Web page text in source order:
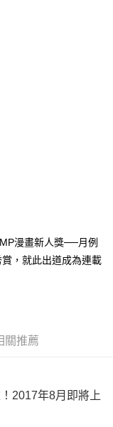
方式。 讓您購物簡單
至「AFTEE先享後付」
帳。
完成。
需要取消訂單，請聯絡
效，需透過AFTEE先享
顯示為準，若有關於
享後付」服務完成之交
易相關給付款項請求債
之同意方可使用
，本公司不負相關責
漫畫新人獎──月例
，就此出道成為連載
關推薦
2017年8月即將上